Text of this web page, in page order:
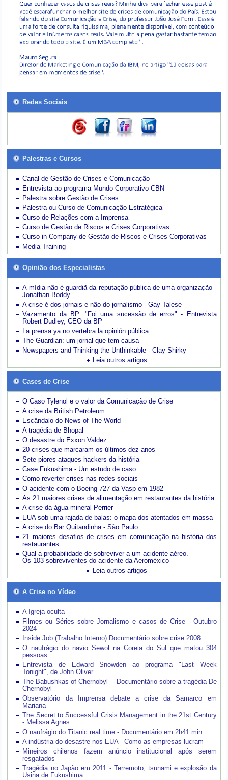
Redes Sociais
Palestras e Cursos
Canal de Gestão de Crises e Comunicação
Entrevista ao programa Mundo Corporativo-CBN
Palestra sobre Gestão de Crises
Palestra ou Curso de Comunicação Estratégica
Curso de Relações com a Imprensa
Curso de Gestão de Riscos e Crises Corporativas
Curso in Company de Gestão de Riscos e Crises Corporativas
Media Training
Opinião dos Especialistas
A mídia não é guardiã da reputação pública de uma organização -
Jonathan Boddy
A crise é dos jornais e não do jornalismo - Gay Talese
Vazamento da BP: "Foi uma sucessão de erros" - Entrevista
Robert Dudley, CEO da BP
La prensa ya no vertebra la opinión pública
The Guardian: um jornal que tem causa
Newspapers and Thinking the Unthinkable - Clay Shirky
Leia outros artigos
Cases de Crise
O Caso Tylenol e o valor da Comunicação de Crise
A crise da British Petroleum
Escândalo do News of The World
A tragédia de Bhopal
O desastre do Exxon Valdez
20 crises que marcaram os últimos dez anos
Sete piores ataques hackers da história
Case Fukushima - Um estudo de caso
Como reverter crises nas redes sociais
O acidente com o Boeing 727 da Vasp em 1982
As 21 maiores crises de alimentação em restaurantes da história
A crise da água mineral Perrier
EUA sob uma rajada de balas: o mapa dos atentados em massa
A crise do Bar Quitandinha - São Paulo
21 maiores desafios de crises em comunicação na história dos
restaurantes
Qual a probabilidade de sobreviver a um acidente aéreo.
Os 103 sobreviventes do acidente da Aeroméxico
Leia outros artigos
A Crise no Vídeo
A Igreja oculta
Filmes ou Séries sobre Jornalismo e casos de Crise - Outubro
2024
Inside Job (Trabalho Interno) Documentário sobre crise 2008
O naufrágio do navio Sewol na Coreia do Sul que matou 304
pessoas
Entrevista de Edward Snowden ao programa "Last Week
Tonight", de John Oliver
The Babushkas of Chernobyl - Documentário sobre a tragédia De
Chernobyl
Observatório da Imprensa debate a crise da Samarco em
Mariana
The Secret to Successful Crisis Management in the 21st Century
- Melissa Agnes
O naufrágio do Titanic real time - Documentário em 2h41 min
A indústria do desastre nos EUA - Como as empresas lucram
Mineiros chilenos fazem anúncio institucional após serem
resgatados
Tragédia no Japão em 2011 - Terremoto, tsunami e explosão da
Usina de Fukushima